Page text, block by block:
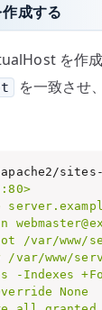
成する
を作成
を一致させ
/var/www/
/var/www/
-Indexes
None